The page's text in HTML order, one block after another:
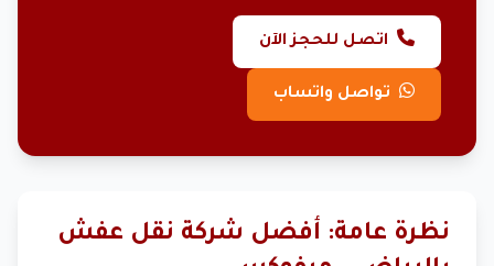
اتصل للحجز الآن
تواصل واتساب
نظرة عامة: أفضل شركة نقل عفش